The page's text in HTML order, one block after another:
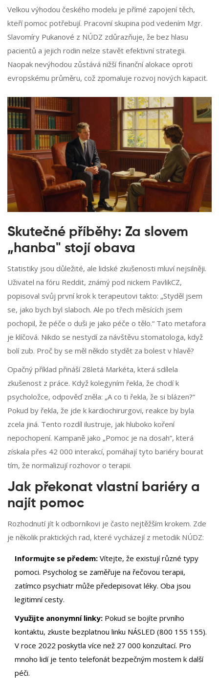
Velkou výhodou českého modelu je přímé zapojení těch,
kteří pomoc potřebují. Pracovní skupina pod vedením Mgr.
Slavomíry Pukanové z NÚDZ zdůrazňuje, že bez hlasu
pacientů a jejich rodin nelze stavět efektivní strategii.
Naopak nevýhodou zůstává nižší finanční alokace oproti
evropskému průměru, což zpomaluje rozvoj nových kapacit.
Skutečné příběhy: Za slovem
„hanba" stojí obava
Statistiky jsou důležité, ale lidské zkušenosti mluví nejsilněji.
Uživatel na fóru Reddit, známý pod nickem PavlikCZ,
popisoval svůj první krok k terapeutovi takto: „Styděl jsem
se, jako bych byl slaboch. Ale po třech měsících jsem
pochopil, že péče o duši je jako péče o tělo.“ Tato metafora
je klíčová. Nikdo se nestydí za návštěvu stomatologa, když
bolí zub. Proč by se měl někdo stydět za bolest v hlavě?
Opačný příklad přináší 28letá Markéta, která sdílela
zkušenost z práce. Když kolegyním řekla, že chodí k
psycholožce, odpověď zněla: „A co ti řekla, že si blázen?“
Pokud by řekla, že jde k kardiochirurgovi, reakce by byla
zcela jiná. Tento rozdíl ilustruje, jak hluboko koření
nepochopení. Kampaně jako „Pomoc je na dosah“, která
získala přes 42 000 interakcí, pomáhají tyto bariéry bourat
tím, že normalizují rozhovor o terapii.
Jak překonat vlastní bariéry a
najít pomoc
Rozhodnutí jít k odborníkovi je často nejtěžším krokem. Zde
je několik praktických rad, které vycházejí z metodik NÚDZ:
Informujte se předem: Vítejte, že existují různé typy
pomoci. Psycholog se zaměřuje na řečovou terapii,
zatímco psychiatr může předepisovat léky. Oba jsou
legitimní cesty.
Využijte anonymní linky: Pokud se bojíte prvního
kontaktu, zkuste bezplatnou linku NÁSLED (800 155 155).
V roce 2022 poskytla více než 27 000 konzultací. Pro
mnoho lidí je tento telefonát bezpečným mostem k další
péči.